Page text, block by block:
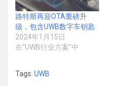
路特斯再迎OTA重磅升
级，包含UWB数字车钥匙
2024年1月15日
在“UWB行业方案”中
Tags: UWB